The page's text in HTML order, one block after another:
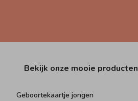
Bekijk onze mooie producten
Geboortekaartje jongen